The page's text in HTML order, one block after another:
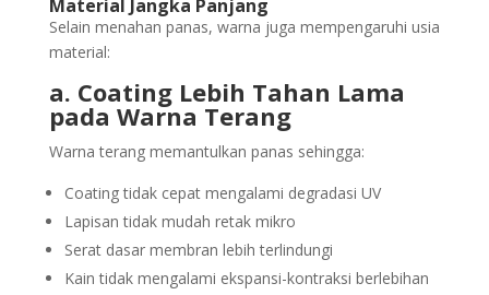
Material Jangka Panjang
Selain menahan panas, warna juga mempengaruhi usia
material:
a. Coating Lebih Tahan Lama
pada Warna Terang
Warna terang memantulkan panas sehingga:
Coating tidak cepat mengalami degradasi UV
Lapisan tidak mudah retak mikro
Serat dasar membran lebih terlindungi
Kain tidak mengalami ekspansi-kontraksi berlebihan